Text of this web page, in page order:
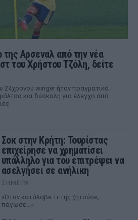
της Αρσεναλ από την νέα
του Χρήστου Τζόλη, δείτε
24χρονου winger ήταν πραγματικά
και δύσκολη για έλεγχο από
Σοκ στην Κρήτη: Τουρίστας
επιχείρησε να χρηματίσει
υπάλληλο για του επιτρέψει να
ασελγήσει σε ανήλικη
ΣΉΜΕΡΑ
«Όταν κατάλαβε τι της ζητούσε,
πάγωσε...»